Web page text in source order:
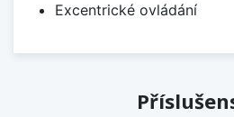
Excentrické ovládání